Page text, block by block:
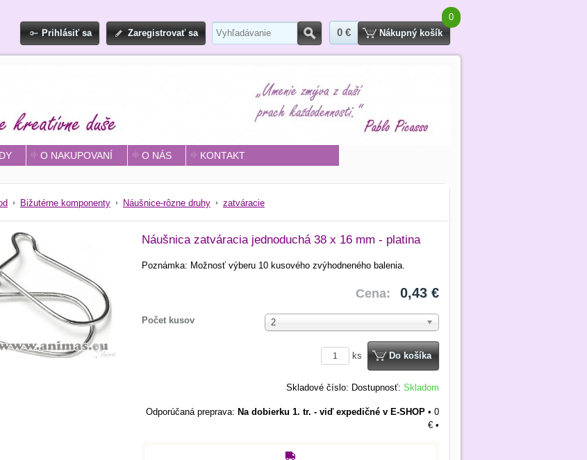
Prihlásiť sa Zaregistrovať sa Hľadať
0 €
0
Nákupný košík
O NAKUPOVANÍ O NÁS KONTAKT
Bižutérne komponenty Náušnice-rôzne druhy zatváracie
Náušnica zatváracia jednoduchá 38 x 16 mm - platina
Poznámka: Možnosť výberu 10 kusového zvýhodneného balenia.
Cena: 0,43 €
Počet kusov 2
ks Do košíka
Skladové číslo: Dostupnosť: Skladom
Na dobierku 1. tr. - viď expedičné v E-SHOP • 0
€ •